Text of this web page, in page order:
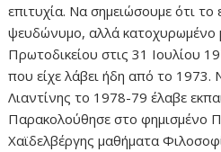
επιτυχία. Να σημειώσουμε ότι το
ψευδώνυμο, αλλά κατοχυρωμένο
Πρωτοδικείου στις 31 Ιουλίου
που είχε λάβει ήδη από το 1973.
Λιαντίνης το 1978-79 έλαβε
Παρακολούθησε στο φημισμένο
Χαϊδελβέργης μαθήματα